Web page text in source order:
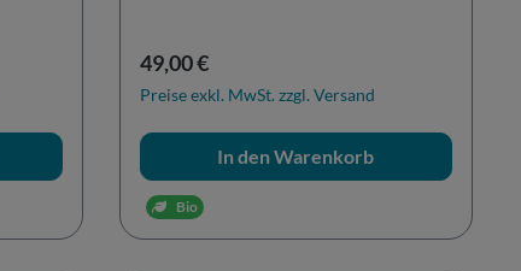
Regulärer Preis:
49,00 €
Preise exkl. MwSt. zzgl. Versand
In den Warenkorb
Bio